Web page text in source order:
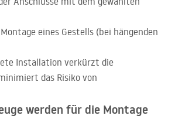
eines Gestells (bei hängenden
Installation verkürzt die
das Risiko von
werden für die Montage